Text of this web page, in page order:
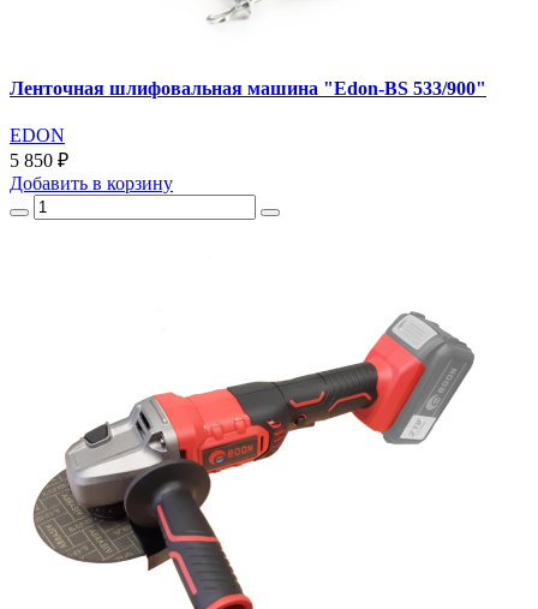
Ленточная шлифовальная машина "Edon-BS 533/900"
EDON
5 850 ₽
Добавить в корзину